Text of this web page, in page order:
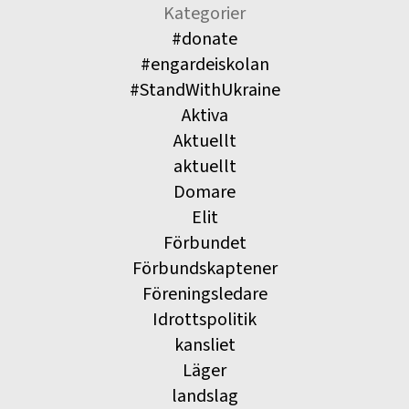
Kategorier
#donate
#engardeiskolan
#StandWithUkraine
Aktiva
Aktuellt
aktuellt
Domare
Elit
Förbundet
Förbundskaptener
Föreningsledare
Idrottspolitik
kansliet
Läger
landslag